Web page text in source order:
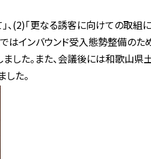
(2)「更なる誘客に向けての取組
はインバウンド受入態勢整備の
た。また、会議後には和歌山県
た。